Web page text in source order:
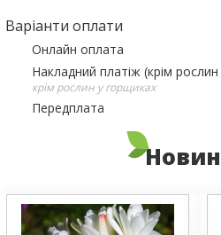
Варіанти оплати
Онлайн оплата
Накладний платіж (крім
крім рослин у горщиках
Передплата